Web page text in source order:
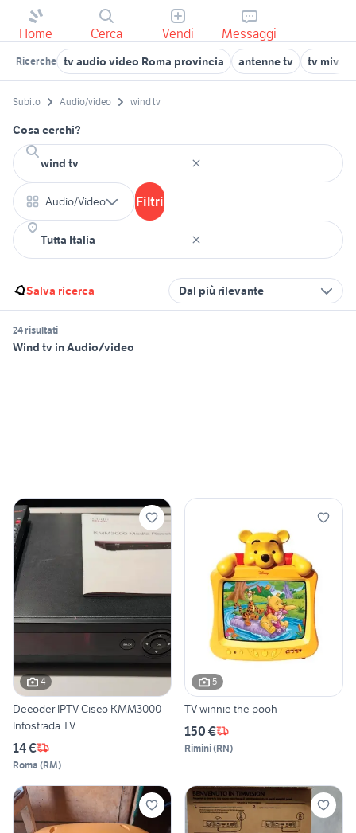
Home Cerca Vendi Messaggi
Ricerche tv audio video Roma provincia antenne tv tv mivar
Subito Audio/video wind tv
Cosa cerchi?
Audio/Video Filtri
Salva ricerca Dal più rilevante
24 risultati
Wind tv in Audio/video
4
Decoder IPTV Cisco KMM3000
Infostrada TV
14 €
Roma (RM)
5
TV winnie the pooh
150 €
Rimini(RN)